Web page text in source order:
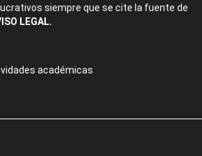
siempre que se cite la fuente de
LEGAL.
académicas